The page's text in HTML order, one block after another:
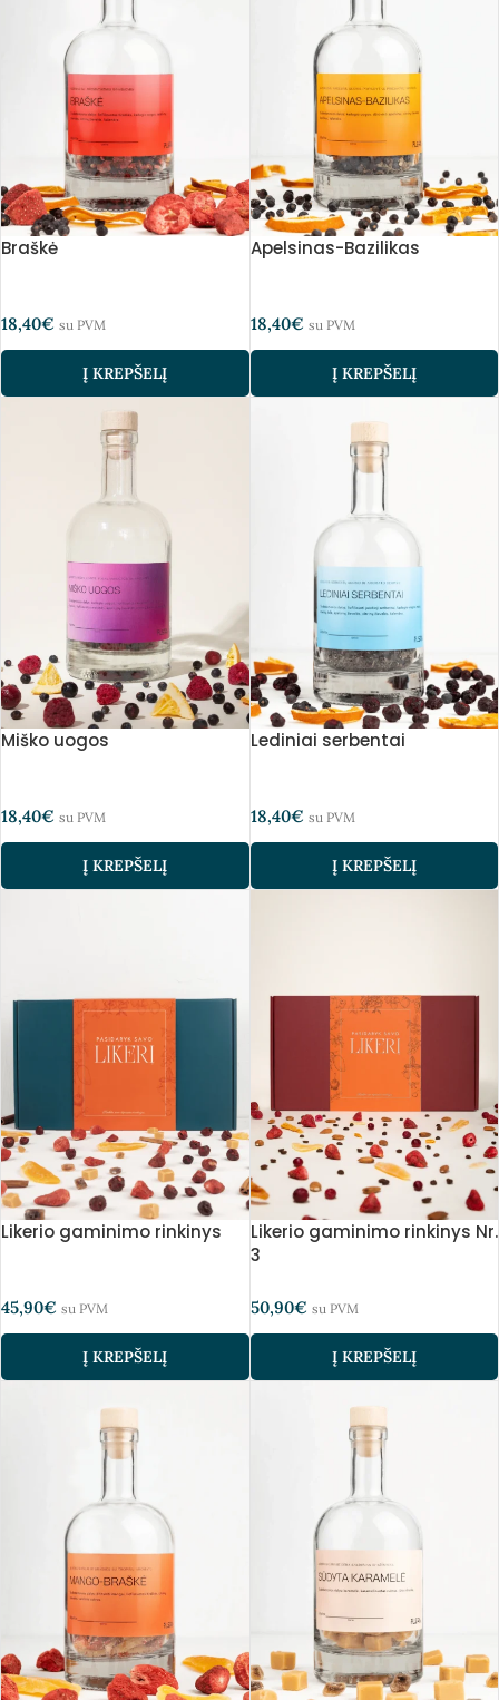
Braškė
18,40€ su PVM
Į KREPŠELĮ
Apelsinas-Bazilikas
18,40€ su PVM
Į KREPŠELĮ
Miško uogos
18,40€ su PVM
Į KREPŠELĮ
Lediniai serbentai
18,40€ su PVM
Į KREPŠELĮ
Likerio gaminimo rinkinys
45,90€ su PVM
Į KREPŠELĮ
Likerio gaminimo rinkinys Nr.
3
50,90€ su PVM
Į KREPŠELĮ